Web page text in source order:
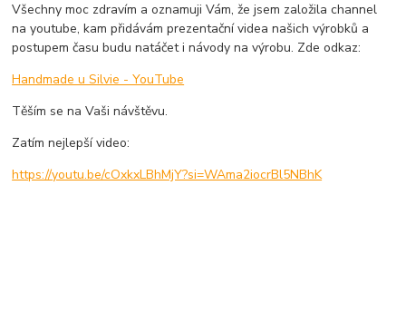
Všechny moc zdravím a oznamuji Vám, že jsem založila channel
na youtube, kam přidávám prezentační videa našich výrobků a
postupem času budu natáčet i návody na výrobu. Zde odkaz:
Handmade u Silvie - YouTube
Těším se na Vaši návštěvu.
Zatím nejlepší video:
https://youtu.be/cOxkxLBhMjY?si=WAma2iocrBl5NBhK